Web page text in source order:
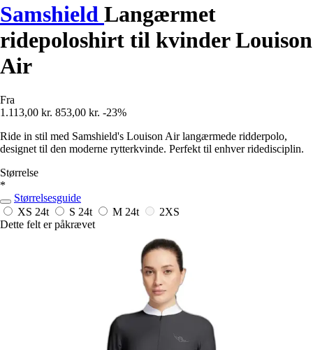
Samshield Langærmet
ridepoloshirt til kvinder Louison
Air
Fra
1.113,00 kr. 853,00 kr. -23%
Ride in stil med Samshield's Louison Air langærmede ridderpolo,
designet til den moderne rytterkvinde. Perfekt til enhver ridedisciplin.
Størrelse
*
Størrelsesguide
XS 24t S 24t M 24t
2XS
Dette felt er påkrævet